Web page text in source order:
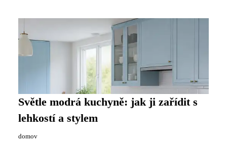
Světle modrá kuchyně: jak ji zařídit s
lehkostí a stylem
domov